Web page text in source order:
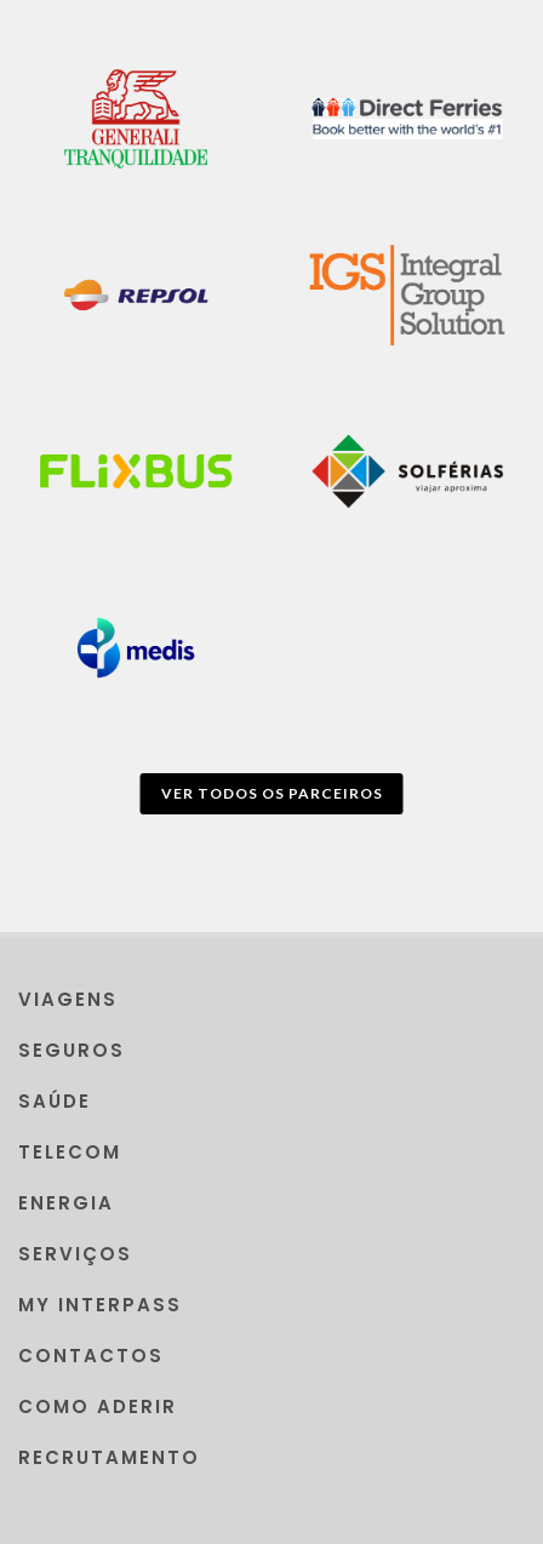
VER TODOS OS PARCEIROS
VIAGENS
SEGUROS
SAÚDE
TELECOM
ENERGIA
SERVIÇOS
MY INTERPASS
CONTACTOS
COMO ADERIR
RECRUTAMENTO